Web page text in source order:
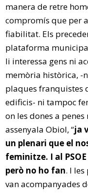
manera de retre
compromís que per
fiabilitat. Els
plataforma
li interessa gens ni
memòria històrica, -
plaques franquistes
edificis- ni tampoc
on les dones a
assenyala Obiol, “ja
un plenari que el
feminitze. I al
però no ho fan. I
van acompanyades